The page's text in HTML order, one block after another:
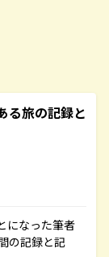
旅の記録と
になった筆者
の記録と記